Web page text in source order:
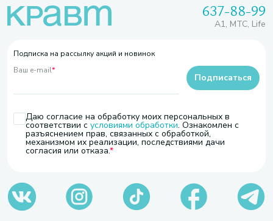
637-88-99
A1, МТС, Life
Подписка на рассылку акций и новинок
Ваш e-mail*
Даю согласие на обработку моих персональных в
соответствии с условиями обработки. Ознакомлен с
разъяснением прав, связанных с обработкой,
механизмом их реализации, последствиями дачи
согласия или отказа.
Подписаться